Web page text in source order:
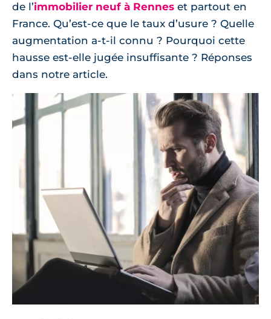
de l’immobilier neuf à Rennes et partout en
France. Qu’est-ce que le taux d’usure ? Quelle
augmentation a-t-il connu ? Pourquoi cette
hausse est-elle jugée insuffisante ? Réponses
dans notre article.